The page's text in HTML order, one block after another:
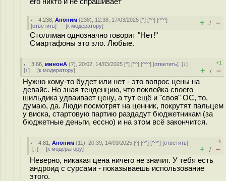
4.238 ,Аноним (238), 12:38, 17/03/2025 [^] [^^] [^^^]
[ответить] [к модератору] + / –
Столлман однозначно говорит "Нет!"
Смартафоны это зло. Любые.
3.66 ,минонА (?), 20:02, 14/03/2025 [^] [^^] [^^^] [ответить][↓]
[↑] [к модератору]
+1
+ / –
Нужно кому-то будет или нет - это вопрос цены на
девайс. Но зная тенденцию, что поклейка своего
шильдика удваивает цену, а тут ещё и "своя" ОС, то,
думаю, да. Люди посмотрят на ценник, покрутят пальцем
у виска, стартовую партию раздадут бюджетникам (за
бюджетные деньги, ессно) и на этом всё закончится.
4.81 ,Аноним (11), 20:39, 14/03/2025 [^] [^^] [^^^] [ответить]
[↓] [к модератору]
–1
+ / –
Неверно, никакая цена ничего не значит. У тебя есть
андроид с сурсами - показываешь использование
этого.